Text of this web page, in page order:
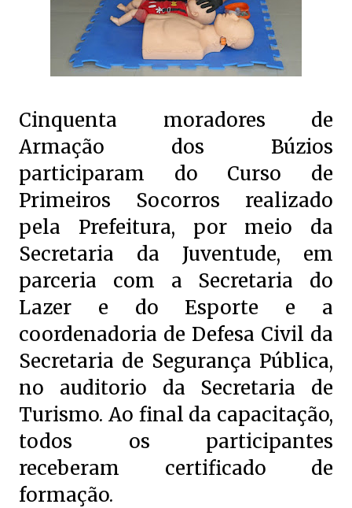
Cinquenta moradores de
Armação dos Búzios
participaram do Curso de
Primeiros Socorros realizado
pela Prefeitura, por meio da
Secretaria da Juventude, em
parceria com a Secretaria do
Lazer e do Esporte e a
coordenadoria de Defesa Civil da
Secretaria de Segurança Pública,
no auditorio da Secretaria de
Turismo. Ao final da capacitação,
todos os participantes
receberam certificado de
formação.